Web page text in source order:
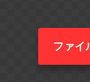
ファイ